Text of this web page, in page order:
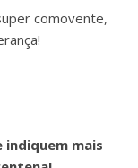
comovente,
indiquem mais